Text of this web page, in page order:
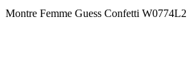
Montre Femme Guess Confetti W0774L2